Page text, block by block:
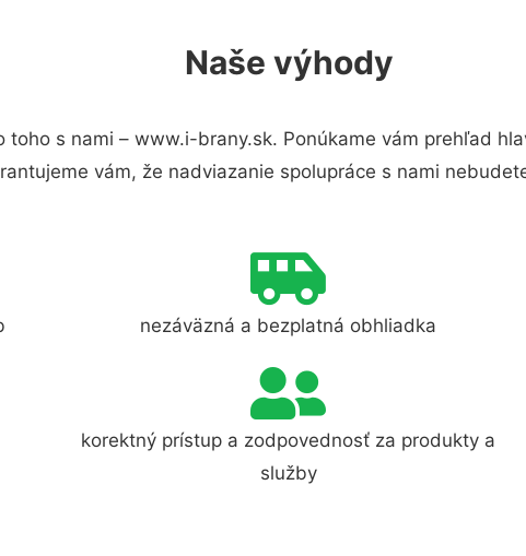
Naše výhody
s nami – www.i-brany.sk. Ponúkame vám prehľad
vám, že nadviazanie spolupráce s nami
nezáväzná a bezplatná obhliadka
korektný prístup a zodpovednosť za produkty a
služby